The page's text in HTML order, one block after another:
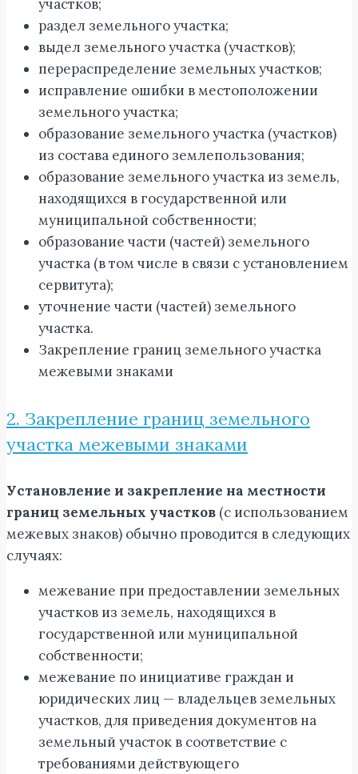
участков;
раздел земельного участка;
выдел земельного участка (участков);
перераспределение земельных участков;
исправление ошибки в местоположении
земельного участка;
образование земельного участка (участков)
из состава единого землепользования;
образование земельного участка из земель,
находящихся в государственной или
муниципальной собственности;
образование части (частей) земельного
участка (в том числе в связи с установлением
сервитута);
уточнение части (частей) земельного
участка.
Закрепление границ земельного участка
межевыми знаками
2. Закрепление границ земельного
участка межевыми знаками
Установление и закрепление на местности
границ земельных участков (с использованием
межевых знаков) обычно проводится в следующих
случаях:
межевание при предоставлении земельных
участков из земель, находящихся в
государственной или муниципальной
собственности;
межевание по инициативе граждан и
юридических лиц — владельцев земельных
участков, для приведения документов на
земельный участок в соответствие с
требованиями действующего